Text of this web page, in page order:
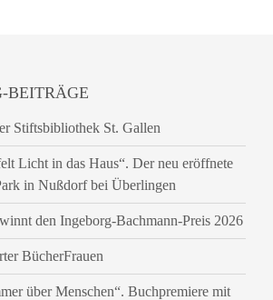
BEITRÄGE
Stiftsbibliothek St. Gallen
Licht in das Haus“. Der neu eröffnete
in Nußdorf bei Überlingen
den Ingeborg-Bachmann-Preis 2026
BücherFrauen
über Menschen“. Buchpremiere mit